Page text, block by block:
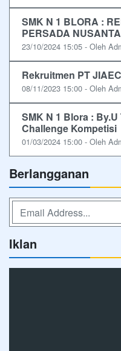
SMK N 1 BLORA :
PERSADA
23/10/2024 15:05 - Oleh
Rekruitmen PT JIAEC
08/11/2023 15:00 - Oleh
SMK N 1 Blora :
Challenge Kompetisi
01/03/2024 15:00 - Oleh
Berlangganan
Iklan